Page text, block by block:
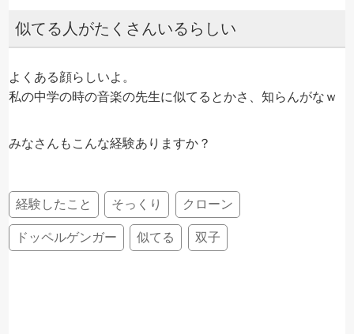
似てる人がたくさんいるらしい
よくある顔らしいよ。
私の中学の時の音楽の先生に似てるとかさ、知らんがなｗ
みなさんもこんな経験ありますか？
経験したこと そっくり クローン
ドッペルゲンガー 似てる 双子